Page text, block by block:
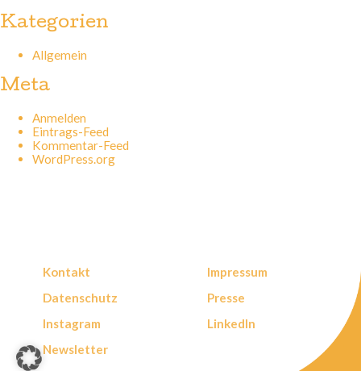
Kategorien
Allgemein
Meta
Anmelden
Eintrags-Feed
Kommentar-Feed
WordPress.org
Kontakt
Impressum
Datenschutz
Presse
Instagram
LinkedIn
Newsletter